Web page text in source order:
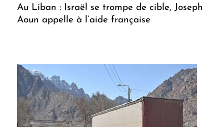
Au Liban : Israël se trompe de cible, Joseph
Aoun appelle à l’aide française